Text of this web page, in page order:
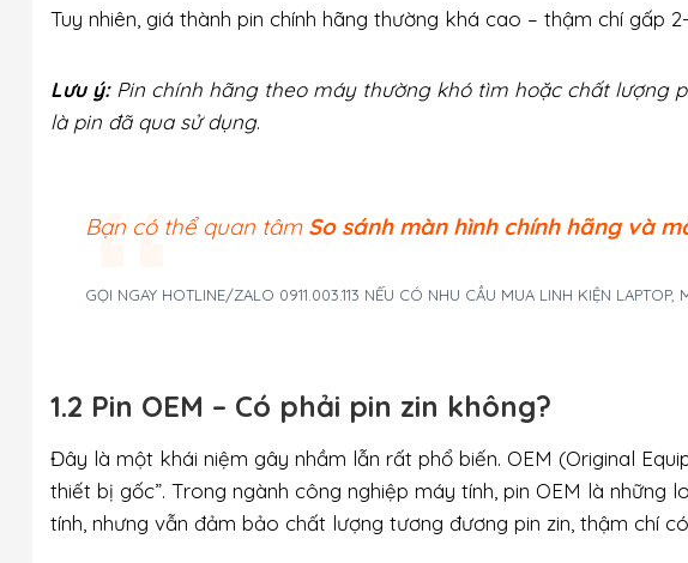
Tuy nhiên, giá thành pin chính hãng thường khá cao – thậm chí gấp
Lưu ý:Pin chính hãng theo máy thường khó tìm hoặc chất lượng
là pin đã qua sử dụng.
Bạn có thể quan tâm So sánh màn hình chính hãng và
GỌI NGAY HOTLINE/ZALO 0911.003.113 NẾU CÓ NHU CẦU MUA LINH KIỆN LAPTOP,
1.2 Pin OEM – Có phải pin zin không?
Đây là một khái niệm gây nhầm lẫn rất phổ biến. OEM (Original
thiết bị gốc”. Trong ngành công nghiệp máy tính, pin OEM là những
tính, nhưng vẫn đảm bảo chất lượng tương đương pin zin, thậm chí